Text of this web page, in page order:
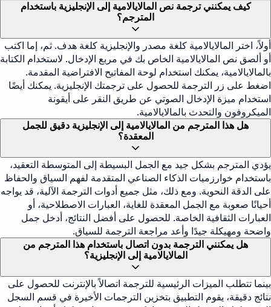
كيف يمكنني ترجمة نص المالايالامية إلى الإنجليزية باستخدام
المترجم؟
أولاً، اختر المالايالامية كلغة مصدر والإنجليزية كلغة هدف. ثم، إما اكتب
أو ألصق نص المالايالامية الخاص بك في مربع الإدخال. لاستخدام الكتابة
بالمالايالامية، يمكنك استخدام لوحة المفاتيح الافتراضية المقدمة.
اضغط على زر الترجمة للحصول على ترجمتك الإنجليزية. يمكنك أيضًا
استخدام ميزة الإدخال الصوتي عن طريق النقر على أيقونة
الميكروفون والتحدث بالمالايالامية.
هل هذا المترجم من المالايالامية إلى الإنجليزية دقيق للجمل
المعقدة؟
يؤدي المترجم بشكل جيد مع الجمل البسيطة إلى المتوسطة التعقيد،
باستخدام خوارزميات الذكاء الصناعي المتقدمة لفهم السياق والحفاظ
على الدقة النحوية. ومع ذلك، مثل جميع أدوات الترجمة الآلية، قد يواجه
أحيانًا صعوبة مع الجمل المعقدة للغاية، العبارات الاصطلاحية، أو
العبارات الثقافية الخاصة. للحصول على أفضل النتائج، أدخل جمل
واضحة ومهيكلة جيدًا وأعد مراجعة الترجمة للسياق.
هل يمكنني الترجمة بدون اتصال باستخدام هذا المترجم من
المالايالامية إلى الإنجليزية؟
بينما تتطلب الميزات الرئيسية للترجمة اتصالاً بالإنترنت للحصول على
نتائج دقيقة، يقوم التطبيق بتخزين الترجمات الأخيرة في قسم السجل